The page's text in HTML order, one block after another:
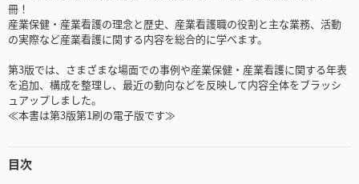
冊！
産業保健・産業看護の理念と歴史、産業看護職の役割と主な業務、活動
の実際など産業看護に関する内容を総合的に学べます。
第3版では、さまざまな場面での事例や産業保健・産業看護に関する年表
を追加、構成を整理し、最近の動向などを反映して内容全体をブラッシ
ュアップしました。
≪本書は第3版第1刷の電子版です≫
目次